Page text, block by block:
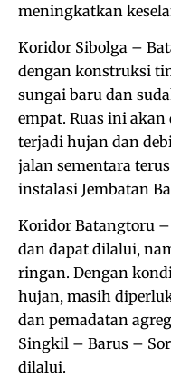
meningkatkan
Koridor Sibolga –
dengan konstruksi
sungai baru dan
empat. Ruas ini
terjadi hujan dan
jalan sementara
instalasi Jembatan
Koridor Batangtoru
dan dapat dilalui,
ringan. Dengan
hujan, masih
dan pemadatan
Singkil – Barus –
dilalui.